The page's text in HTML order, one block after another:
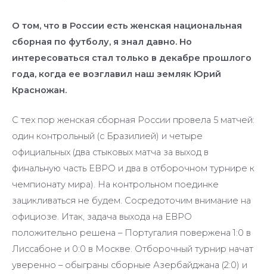
О том, что в России есть женская национальная
сборная по футболу, я знал давно. Но
интересоваться стал только в декабре прошлого
года, когда ее возглавил наш земляк Юрий
Красножан.
С тех пор женская сборная России провела 5 матчей:
один контрольный (с Бразилией) и четыре
официальных (два стыковых матча за выход в
финальную часть ЕВРО и два в отборочном турнире к
чемпионату мира). На контрольном поединке
зацикливаться не будем. Сосредоточим внимание на
официозе. Итак, задача выхода на ЕВРО
положительно решена – Португалия повержена 1:0 в
Лиссабоне и 0:0 в Москве. Отборочный турнир начат
уверенно – обыграны сборные Азербайджана (2:0) и